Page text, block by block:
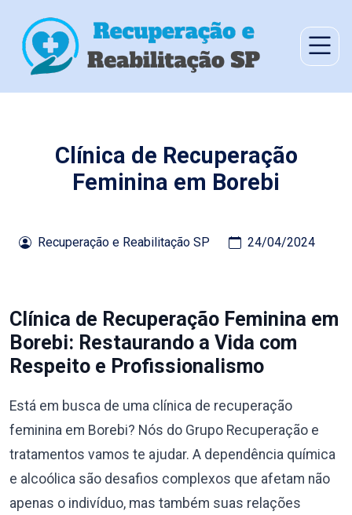
Clínica de Recuperação
Feminina em Borebi
Recuperação e Reabilitação SP 24/04/2024
Clínica de Recuperação Feminina em
Borebi: Restaurando a Vida com
Respeito e Profissionalismo
Está em busca de uma clínica de recuperação
feminina em Borebi? Nós do Grupo Recuperação e
tratamentos vamos te ajudar. A dependência química
e alcoólica são desafios complexos que afetam não
apenas o indivíduo, mas também suas relações